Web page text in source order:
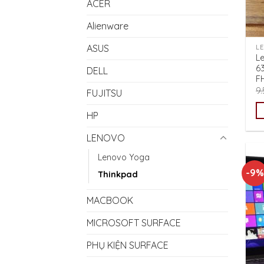
ACER
Alienware
ASUS
DELL
FUJITSU
HP
LENOVO
Lenovo Yoga
Thinkpad
MACBOOK
MICROSOFT SURFACE
PHỤ KIỆN SURFACE
-9%